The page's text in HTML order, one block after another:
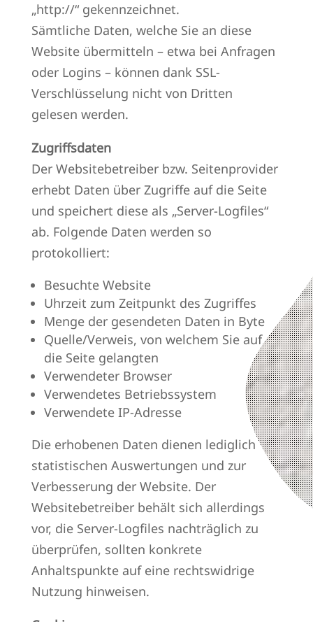
„http://“ gekennzeichnet.
Sämtliche Daten, welche Sie an diese
Website übermitteln – etwa bei Anfragen
oder Logins – können dank SSL-
Verschlüsselung nicht von Dritten
gelesen werden.
Zugriffsdaten
Der Websitebetreiber bzw. Seitenprovider
erhebt Daten über Zugriffe auf die Seite
und speichert diese als „Server-Logfiles“
ab. Folgende Daten werden so
protokolliert:
Besuchte Website
Uhrzeit zum Zeitpunkt des Zugriffes
Menge der gesendeten Daten in Byte
Quelle/Verweis, von welchem Sie auf
die Seite gelangten
Verwendeter Browser
Verwendetes Betriebssystem
Verwendete IP-Adresse
Die erhobenen Daten dienen lediglich
statistischen Auswertungen und zur
Verbesserung der Website. Der
Websitebetreiber behält sich allerdings
vor, die Server-Logfiles nachträglich zu
überprüfen, sollten konkrete
Anhaltspunkte auf eine rechtswidrige
Nutzung hinweisen.